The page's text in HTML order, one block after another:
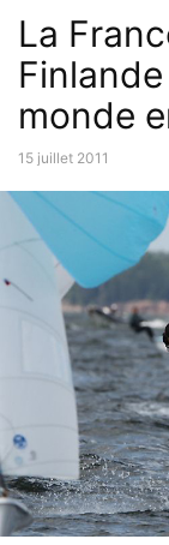
La
monde
15 juillet 2011